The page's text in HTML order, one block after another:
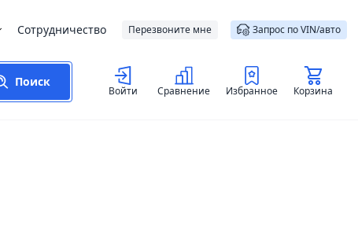
Сотрудничество Перезвоните мне Запрос по VIN/авто
Поиск
Войти Сравнение Избранное Корзина